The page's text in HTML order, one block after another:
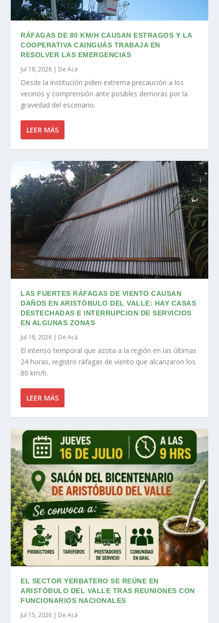
RÁFAGAS DE 80 KM/H CAUSAN ESTRAGOS Y LA
COOPERATIVA CAINGUÁS TRABAJA EN
RESOLVER LAS EMERGENCIAS
Jul 18, 2026 | De Acá
Desde la institución piden extrema precaución a los
vecinos y comprensión ante posibles demoras por la
gravedad del escenario.
LEER MÁS
LAS FUERTES RÁFAGAS DE VIENTO CAUSAN
DAÑOS EN ARISTÓBULO DEL VALLE: HAY CASAS
DESTECHADAS E INTERRUPCION DE SERVICIOS
EN ALGUNAS ZONAS
Jul 18, 2026 | De Acá
El intenso temporal que azota a la región en las últimas
24 horas, registro ráfagas de viento que alcanzaron los
80 km/h.
LEER MÁS
EL SECTOR YERBATERO SE REÚNE EN
ARISTÓBULO DEL VALLE TRAS REUNIONES CON
FUNCIONARIOS NACIONALES
Jul 15, 2026 | De Acá